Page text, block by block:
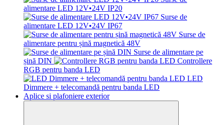
alimentare LED 12V•24V IP20
Surse de
alimentare LED 12V•24V IP67
Surse de
alimentare pentru șină magnetică 48V
Surse de alimentare pe
șină DIN
Controllere
RGB pentru banda LED
LED
Dimmere + telecomandă pentru banda LED
Aplice si plafoniere exterior